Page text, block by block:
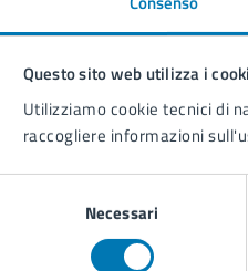
Questo sito web utilizza i
Utilizziamo cookie tecnici di
raccogliere informazioni
Necessari